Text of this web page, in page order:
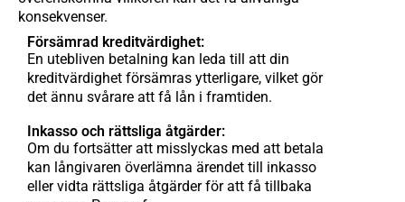
konsekvenser.
Försämrad kreditvärdighet:
En utebliven betalning kan leda till att din
kreditvärdighet försämras ytterligare, vilket gör
det ännu svårare att få lån i framtiden.
Inkasso och rättsliga åtgärder:
Om du fortsätter att misslyckas med att betala
kan långivaren överlämna ärendet till inkasso
eller vidta rättsliga åtgärder för att få tillbaka